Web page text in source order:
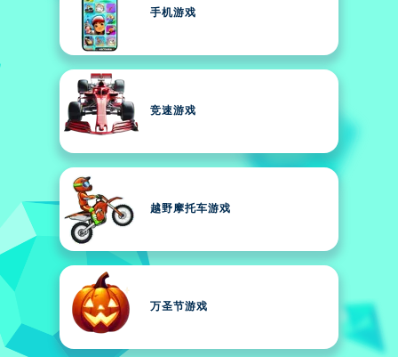
手机游戏
竞速游戏
越野摩托车游戏
万圣节游戏